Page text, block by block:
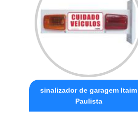
sinalizador de garagem Itaim
Paulista